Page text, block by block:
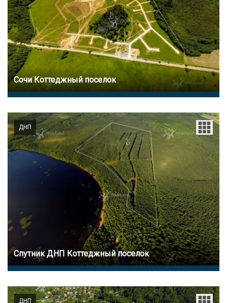
Сочи Коттеджный поселок
ДНП
Спутник ДНП Коттеджный поселок
ДНП